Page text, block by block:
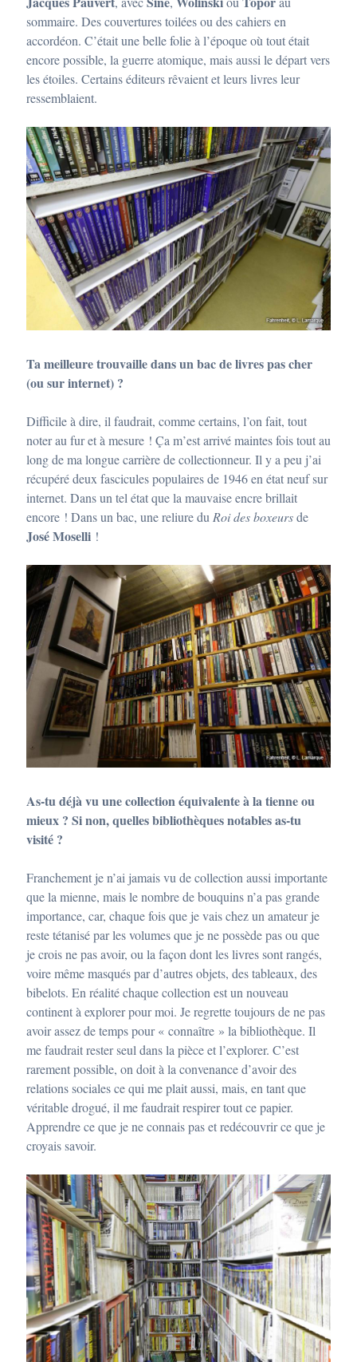
sommaire. Des couvertures toilées ou des cahiers en
accordéon. C’était une belle folie à l’époque où tout était
encore possible, la guerre atomique, mais aussi le départ vers
les étoiles. Certains éditeurs rêvaient et leurs livres leur
ressemblaient.
Ta meilleure trouvaille dans un bac de livres pas cher
(ou sur internet) ?
Difficile à dire, il faudrait, comme certains, l’on fait, tout
noter au fur et à mesure ! Ça m’est arrivé maintes fois tout au
long de ma longue carrière de collectionneur. Il y a peu j’ai
récupéré deux fascicules populaires de 1946 en état neuf sur
internet. Dans un tel état que la mauvaise encre brillait
encore ! Dans un bac, une reliure du Roi des boxeursde
José Moselli!
As-tu déjà vu une collection équivalente à la tienne ou
mieux ? Si non, quelles bibliothèques notables as-tu
visité ?
Franchement je n’ai jamais vu de collection aussi importante
que la mienne, mais le nombre de bouquins n’a pas grande
importance, car, chaque fois que je vais chez un amateur je
reste tétanisé par les volumes que je ne possède pas ou que
je crois ne pas avoir, ou la façon dont les livres sont rangés,
voire même masqués par d’autres objets, des tableaux, des
bibelots. En réalité chaque collection est un nouveau
continent à explorer pour moi. Je regrette toujours de ne pas
avoir assez de temps pour « connaître » la bibliothèque. Il
me faudrait rester seul dans la pièce et l’explorer. C’est
rarement possible, on doit à la convenance d’avoir des
relations sociales ce qui me plait aussi, mais, en tant que
véritable drogué, il me faudrait respirer tout ce papier.
Apprendre ce que je ne connais pas et redécouvrir ce que je
croyais savoir.